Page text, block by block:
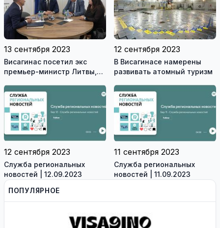
13 сентября 2023
Висагинас посетил экс
премьер-министр Литвы,
Буткявичюс (видео)
12 сентября 2023
В Висагинасе намерены
развивать атомный туризм
12 сентября 2023
Служба региональных
новостей | 12.09.2023
11 сентября 2023
Служба региональных
новостей | 11.09.2023
ПОПУЛЯРНОЕ